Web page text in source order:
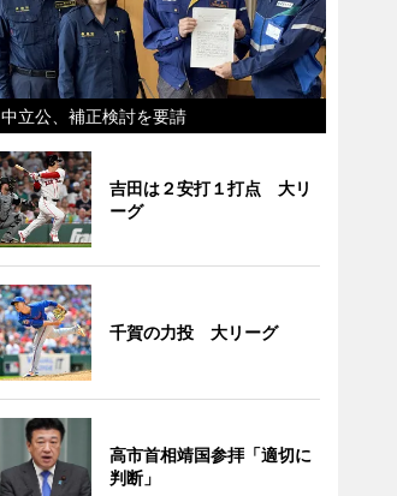
中立公、補正検討を要請
吉田は２安打１打点 大リ
ーグ
千賀の力投 大リーグ
高市首相靖国参拝「適切に
判断」